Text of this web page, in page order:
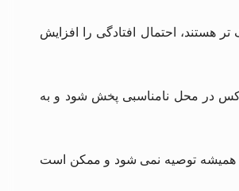
هستند، احتمال افتادگی را افزایش
در محل نامناسبی پخش شود و به
همیشه توصیه نمی‌ شود و ممکن است